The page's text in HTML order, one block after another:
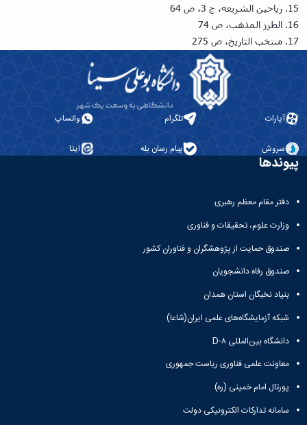
15. ریاحین الشریعه، ج 3، ص 64
16. الطرز المذهب، ص 74
17. منتخب التاریخ، ص 275
آپارات تلگرام واتساپ
سروش پیام رسان بله ایتا
پیوندها
دفتر مقام معظم رهبری
وزارت علوم، تحقیقات و فناوری
صندوق حمایت از پژوهشگران و فناوران کشور
صندوق رفاه دانشجویان
بنیاد نخبگان استان همدان
شبکه آزمایشگاه‌های علمی ایران(شاعا)
دانشگاه بین‌المللی D-۸
معاونت علمی فناوری ریاست جمهوری
پورتال امام خمینی (ره)
سامانه تدارکات الکترونیکی دولت